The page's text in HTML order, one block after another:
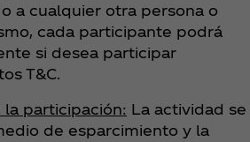
a cualquier otra persona o
cada participante podrá
si desea participar
T&C.
la participación: La actividad se
de esparcimiento y la